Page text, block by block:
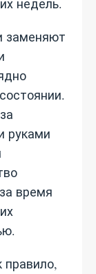
недель.
заменяют
руками
время